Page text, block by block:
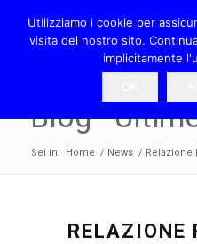
Blog -
Sei in: Home / News / Relazione
RELAZIONE
Utilizziamo i cookie per
visita del nostro sito.
implicitamente